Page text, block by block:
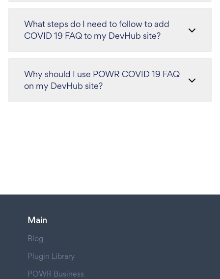
What steps do I need to follow to add
COVID 19 FAQ to my DevHub site?
Why should I use POWR COVID 19 FAQ
on my DevHub site?
Main
Blog
Plugin Library
POWR Business